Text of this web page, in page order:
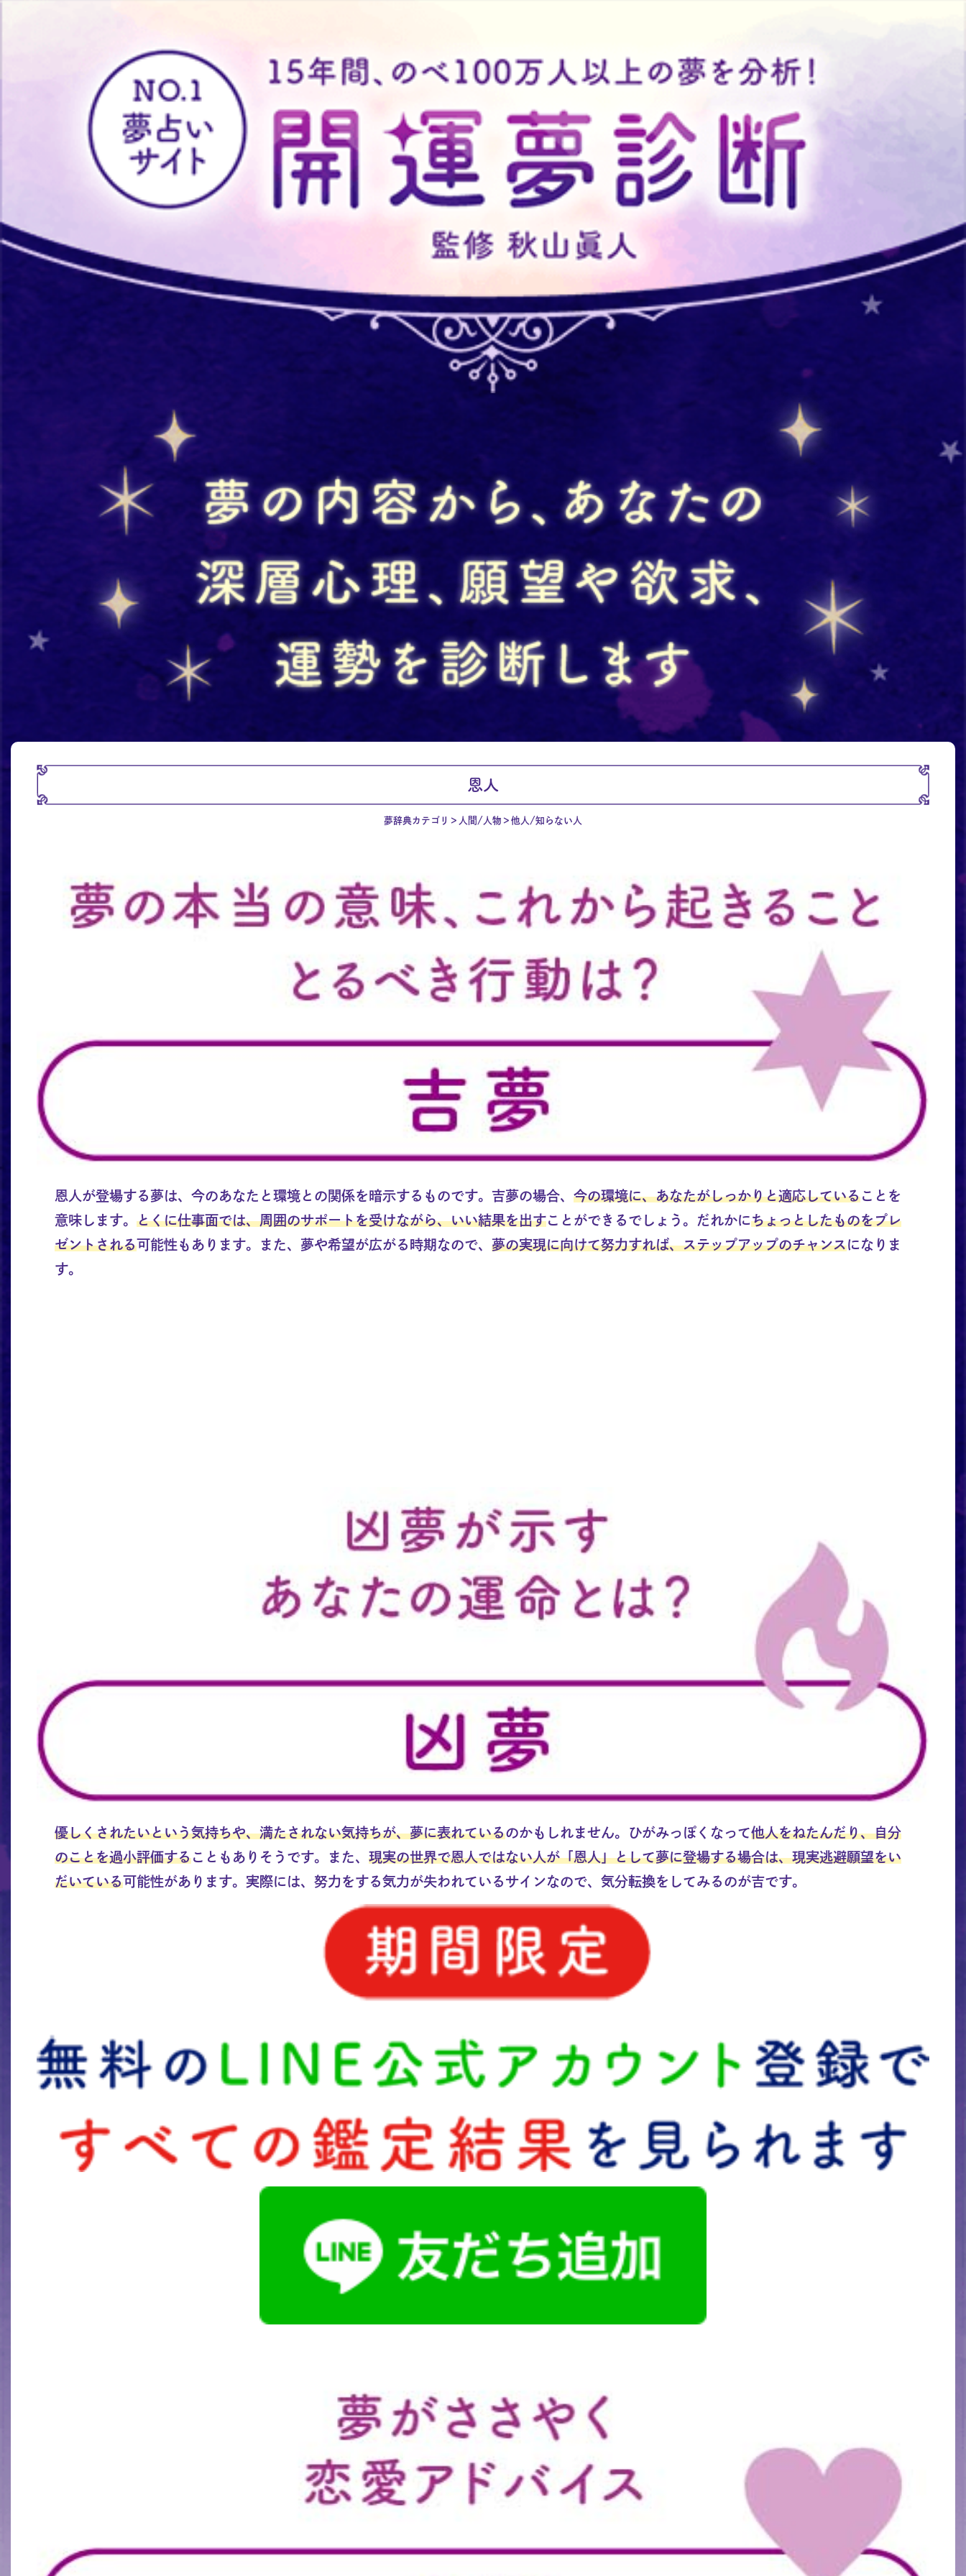
恩人
夢辞典カテゴリ 人間/人物 他人/知らない人
恩人が登場する夢は、今のあなたと環境との関係を暗示するものです。吉夢の場合、 今の環境に、あなたがしっかりと適応していることを
意味します。 とくに仕事面では、周囲のサポートを受けながら、いい結果を出すことができるでしょう。だれかにちょっとしたものをプレ
ゼントされる可能性もあります。また、夢や希望が広がる時期なので、 夢の実現に向けて努力すれば、ステップアップのチャンスになりま
す。
優しくされたいという気持ちや、満たされない気持ちが、夢に表れているのかもしれません。ひがみっぽくなって他人をねたんだり、自分
のことを過小評価することもありそうです。また、 現実の世界で恩人ではない人が「恩人」として夢に登場する場合は、現実逃避願望をい
だいている可能性があります。実際には、努力をする気力が失われているサインなので、気分転換をしてみるのが吉です。